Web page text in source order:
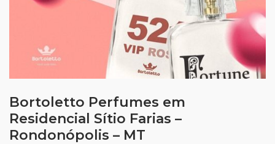
Bortoletto Perfumes em
Residencial Sítio Farias –
Rondonópolis – MT